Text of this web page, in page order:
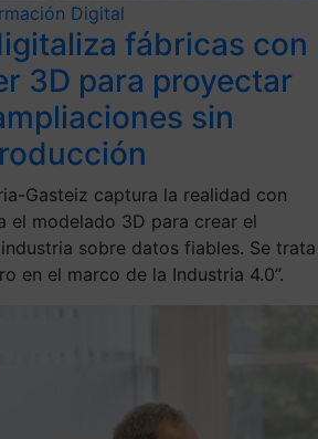
Digital
fábricas con
3D para proyectar
sin
Gasteiz captura la realidad con
el modelado 3D para crear el
industria sobre datos fiables. Se trata
en el marco de la Industria 4.0”.